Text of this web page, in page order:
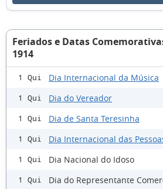
Feriados e Datas
1914
1 Qui Dia Internacional da Música
1 Qui Dia do Vereador
1 Qui Dia de Santa Teresinha
1 Qui Dia Internacional das
1 Qui Dia Nacional do Idoso
1 Qui Dia do Representante